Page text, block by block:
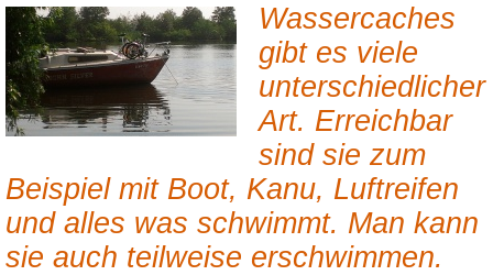
Wassercaches
gibt es viele
unterschiedlicher
Art. Erreichbar
sind sie zum
Beispiel mit Boot, Kanu, Luftreifen
und alles was schwimmt. Man kann
sie auch teilweise erschwimmen.